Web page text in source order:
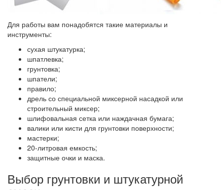
Для работы вам понадобятся такие материалы и
инструменты:
сухая штукатурка;
шпатлевка;
грунтовка;
шпатели;
правило;
дрель со специальной миксерной насадкой или
строительный миксер;
шлифовальная сетка или наждачная бумага;
валики или кисти для грунтовки поверхности;
мастерки;
20-литровая емкость;
защитные очки и маска.
Выбор грунтовки и штукатурной